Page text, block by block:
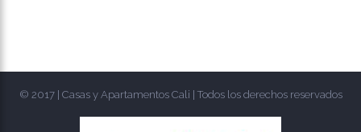
© 2017 | Casas y Apartamentos Cali | Todos los derechos reservados